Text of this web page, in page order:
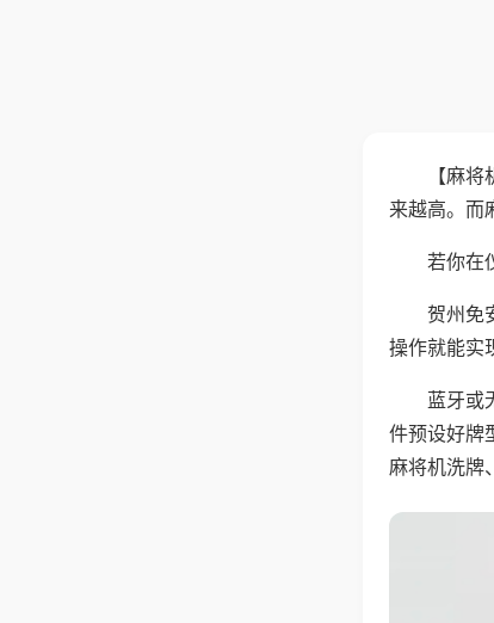
【麻
来越高。而
若你在
贺州免
操作就能实
蓝牙或
件预设好牌
麻将机洗牌